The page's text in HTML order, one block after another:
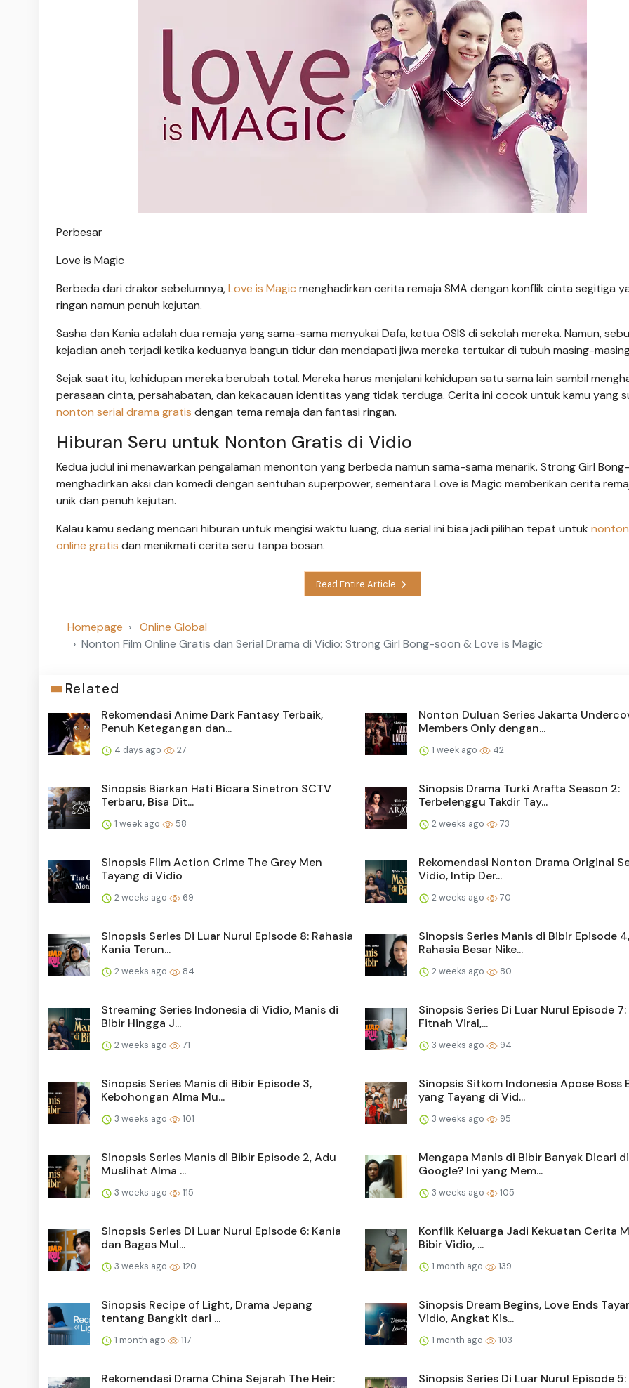
Perbesar
Love is Magic
Berbeda dari drakor sebelumnya,Love is Magic menghadirkan cerita remaja SMA dengan konflik cinta segitiga
ringan namun penuh kejutan.
Sasha dan Kania adalah dua remaja yang sama-sama menyukai Dafa, ketua OSIS di sekolah mereka. Namun,
kejadian aneh terjadi ketika keduanya bangun tidur dan mendapati jiwa mereka tertukar di tubuh masing-
Sejak saat itu, kehidupan mereka berubah total. Mereka harus menjalani kehidupan satu sama lain sambil
perasaan cinta, persahabatan, dan kekacauan identitas yang tidak terduga. Cerita ini cocok untuk kamu yang
nonton serial drama gratis dengan tema remaja dan fantasi ringan.
Hiburan Seru untuk Nonton Gratis di Vidio
Kedua judul ini menawarkan pengalaman menonton yang berbeda namun sama-sama menarik. Strong Girl
menghadirkan aksi dan komedi dengan sentuhan superpower, sementara Love is Magic memberikan cerita
unik dan penuh kejutan.
Kalau kamu sedang mencari hiburan untuk mengisi waktu luang, dua serial ini bisa jadi pilihan tepat untuk
online gratis dan menikmati cerita seru tanpa bosan.
Read Entire Article
Homepage
Online Global
Nonton Film Online Gratis dan Serial Drama di Vidio: Strong Girl Bong-soon & Love is Magic
Related
Rekomendasi Anime Dark Fantasy Terbaik,
Penuh Ketegangan dan...
4 days ago 27
Nonton Duluan Series Jakarta
Members Only dengan...
1 week ago 42
Sinopsis Biarkan Hati Bicara Sinetron SCTV
Terbaru, Bisa Dit...
1 week ago 58
Sinopsis Drama Turki Arafta Season 2:
Terbelenggu Takdir Tay...
2 weeks ago 73
Sinopsis Film Action Crime The Grey Men
Tayang di Vidio
2 weeks ago 69
Rekomendasi Nonton Drama Original
Vidio, Intip Der...
2 weeks ago 70
Sinopsis Series Di Luar Nurul Episode 8: Rahasia
Kania Terun...
2 weeks ago 84
Sinopsis Series Manis di Bibir Episode 4,
Rahasia Besar Nike...
2 weeks ago 80
Streaming Series Indonesia di Vidio, Manis di
Bibir Hingga J...
2 weeks ago 71
Sinopsis Series Di Luar Nurul Episode
Fitnah Viral,...
3 weeks ago 94
Sinopsis Series Manis di Bibir Episode 3,
Kebohongan Alma Mu...
3 weeks ago 101
Sinopsis Sitkom Indonesia Apose Boss
yang Tayang di Vid...
3 weeks ago 95
Sinopsis Series Manis di Bibir Episode 2, Adu
Muslihat Alma ...
3 weeks ago 115
Mengapa Manis di Bibir Banyak Dicari di
Google? Ini yang Mem...
3 weeks ago 105
Sinopsis Series Di Luar Nurul Episode 6: Kania
dan Bagas Mul...
3 weeks ago 120
Konflik Keluarga Jadi Kekuatan Cerita
Bibir Vidio, ...
1 month ago 139
Sinopsis Recipe of Light, Drama Jepang
tentang Bangkit dari ...
1 month ago 117
Sinopsis Dream Begins, Love Ends
Vidio, Angkat Kis...
1 month ago 103
Rekomendasi Drama China Sejarah The Heir:
Sinopsis Series Di Luar Nurul Episode 5: